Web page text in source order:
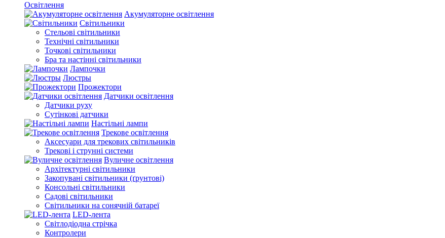
Освітлення
Акумуляторне освітлення
Світильники
Стельові світильники
Технічні світильники
Точкові світильники
Бра та настінні світильники
Лампочки
Люстры
Прожектори
Датчики освітлення
Датчики руху
Сутінкові датчики
Настільні лампи
Трекове освітлення
Аксесуари для трекових світильників
Трекові і струнні системи
Вуличне освітлення
Архітектурні світильники
Закопувані світильники (ґрунтові)
Консольні світильники
Садові світильники
Світильники на сонячній батареї
LED-лента
Світлодіодна стрічка
Контролери